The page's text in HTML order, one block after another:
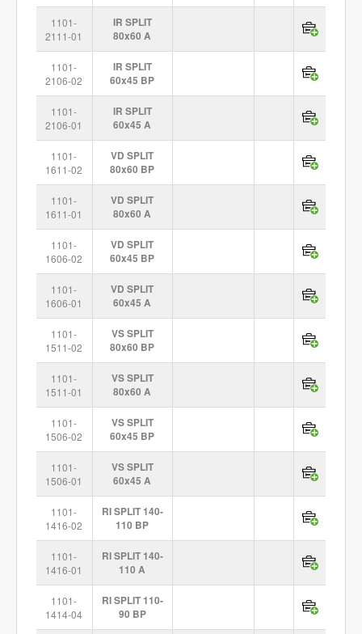
1101-
2111-01
IR SPLIT
80x60 A
1101-
2106-02
IR SPLIT
60x45 BP
1101-
2106-01
IR SPLIT
60x45 A
1101-
1611-02
VD SPLIT
80x60 BP
1101-
1611-01
VD SPLIT
80x60 A
1101-
1606-02
VD SPLIT
60x45 BP
1101-
1606-01
VD SPLIT
60x45 A
1101-
1511-02
VS SPLIT
80x60 BP
1101-
1511-01
VS SPLIT
80x60 A
1101-
1506-02
VS SPLIT
60x45 BP
1101-
1506-01
VS SPLIT
60x45 A
1101-
1416-02
RI SPLIT 140-
110 BP
1101-
1416-01
RI SPLIT 140-
110 A
1101-
1414-04
RI SPLIT 110-
90 BP